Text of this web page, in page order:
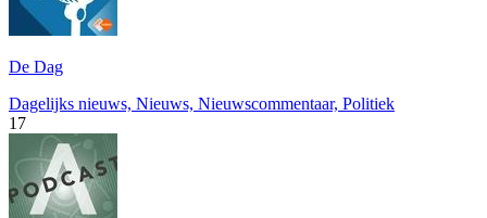
De Dag
Dagelijks nieuws, Nieuws, Nieuwscommentaar, Politiek
17